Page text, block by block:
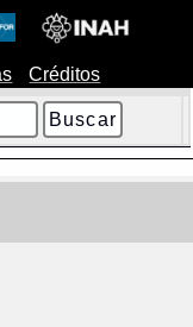
Créditos